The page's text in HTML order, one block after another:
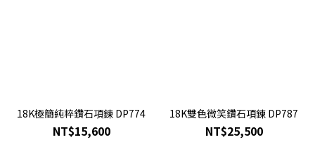
18K極簡純粹鑽石項鍊 DP774
NT$15,600
18K雙色微笑鑽石項鍊 DP787
NT$25,500